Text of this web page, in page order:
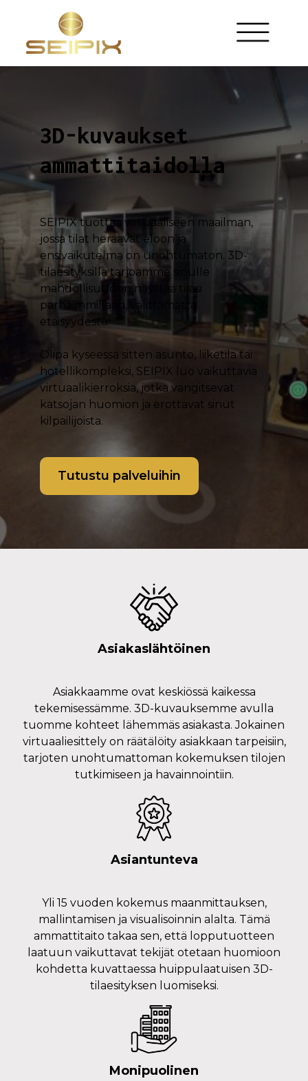
3D-kuvaukset
ammattitaidolla
SEIPIX tuottaa virtuaaliseen maailman,
jossa tilat heräävät eloon ja
ensivaikutelma on unohtumaton. 3D-
tilaesityksillä tarjoamme sinulle
mahdollisuuden näyttää tilasi
parhaimmillaan, välittämättä
etäisyydestä.
Olipa kyseessä sitten asunto, liiketila tai
hotellikompleksi, SEIPIX luo vaikuttavia
virtuaalikierroksia, jotka vangitsevat
katsojan huomion ja erottavat sinut
kilpailijoista.
Tutustu palveluihin
Asiakaslähtöinen
Asiakkaamme ovat keskiössä kaikessa
tekemisessämme. 3D-kuvauksemme avulla
tuomme kohteet lähemmäs asiakasta. Jokainen
virtuaaliesittely on räätälöity asiakkaan tarpeisiin,
tarjoten unohtumattoman kokemuksen tilojen
tutkimiseen ja havainnointiin.
Asiantunteva
Yli 15 vuoden kokemus maanmittauksen,
mallintamisen ja visualisoinnin alalta. Tämä
ammattitaito takaa sen, että lopputuotteen
laatuun vaikuttavat tekijät otetaan huomioon
kohdetta kuvattaessa huippulaatuisen 3D-
tilaesityksen luomiseksi.
Monipuolinen